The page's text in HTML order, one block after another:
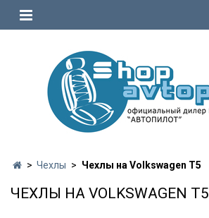
Чехлы Чехлы на Volkswagen T5
ЧЕХЛЫ НА VOLKSWAGEN T5